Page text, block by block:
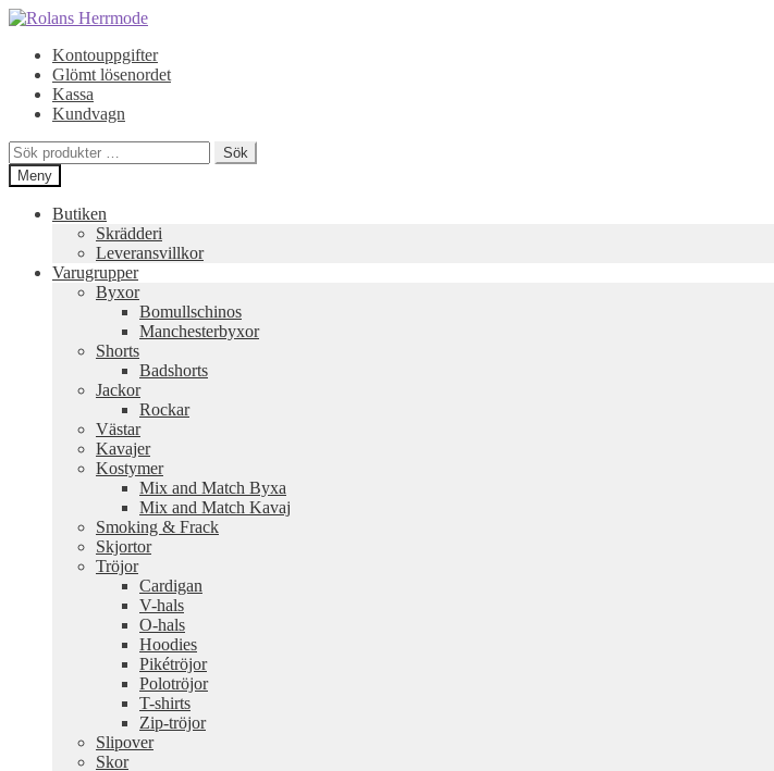
Hoppa
navigering
Hoppa
innehållKontouppgifter
Glömt lösenordet
Kassa
Kundvagn
Sök
efter:
Sök
Meny
Butiken
Skrädderi
Leveransvillkor
Varugrupper
Byxor
Bomullschinos
Manchesterbyxor
Shorts
Badshorts
Jackor
Rockar
Västar
Kavajer
Kostymer
Mix and Match Byxa
Mix and Match Kavaj
Smoking & Frack
Skjortor
Tröjor
Cardigan
V-hals
O-hals
Hoodies
Pikétröjor
Polotröjor
T-shirts
Zip-tröjor
Slipover
Skor